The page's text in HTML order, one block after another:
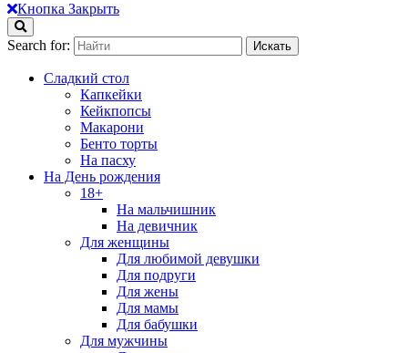
Кнопка Закрыть
Search for:
Сладкий стол
Капкейки
Кейкпопсы
Макарони
Бенто торты
На пасху
На День рождения
18+
На мальчишник
На девичник
Для женщины
Для любимой девушки
Для подруги
Для жены
Для мамы
Для бабушки
Для мужчины